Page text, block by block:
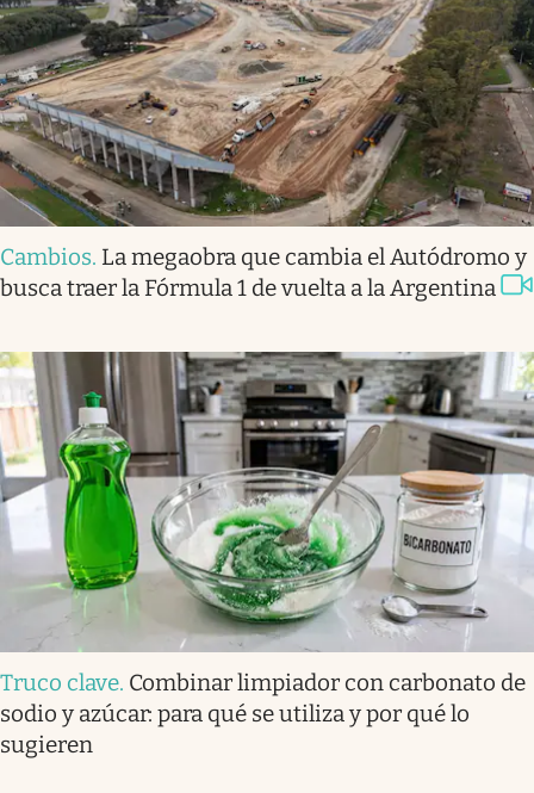
Cambios. La megaobra que cambia el Autódromo y
busca traer la Fórmula 1 de vuelta a la Argentina
Truco clave. Combinar limpiador con carbonato de
sodio y azúcar: para qué se utiliza y por qué lo
sugieren